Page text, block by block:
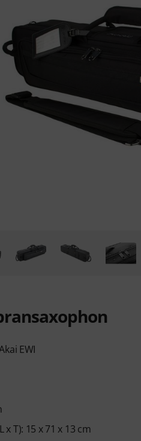
EWI
x T): 15 x 71 x 13 cm